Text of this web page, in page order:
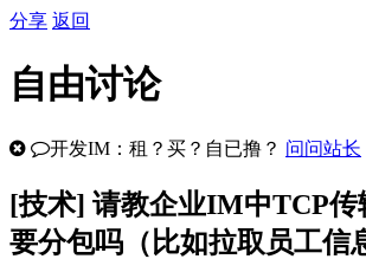
分享 返回
自由讨论
开发IM：租？买？自已撸？ 问问站长
[技术] 请教企业IM中TCP传
要分包吗（比如拉取员工信